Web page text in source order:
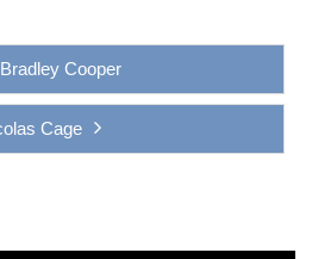
Bradley Cooper
Cage